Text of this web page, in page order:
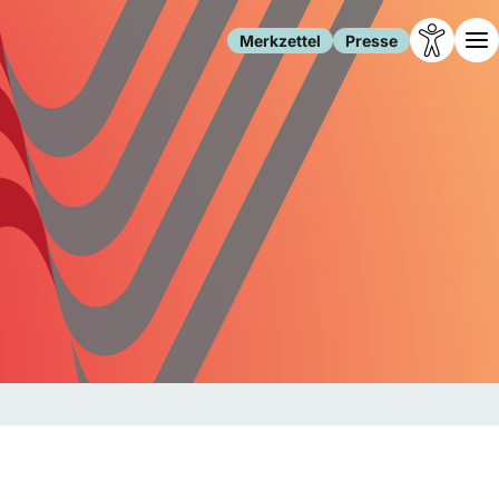
Merkzettel Presse
Leben
Familie
Freizeit
Gesundheit
Internet
Gesellschaft
Forschung
Migration
Polizei